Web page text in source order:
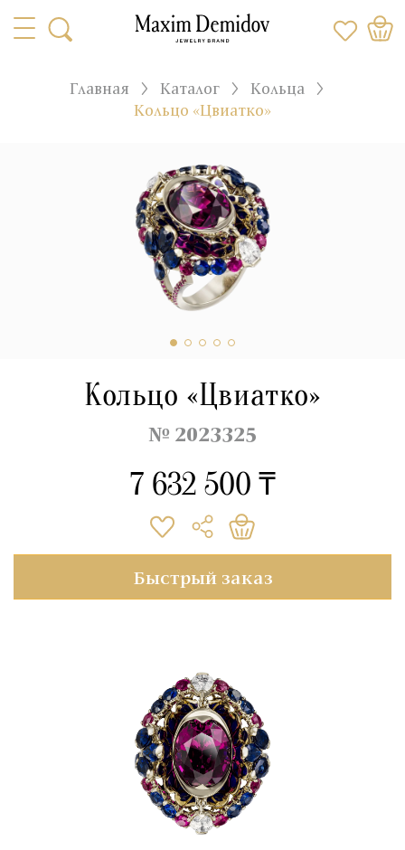
Главная Каталог
Кольца
Кольцо «Цвиатко»
Кольцо «Цвиатко»
№ 2023325
7 632 500 ₸
Быстрый заказ